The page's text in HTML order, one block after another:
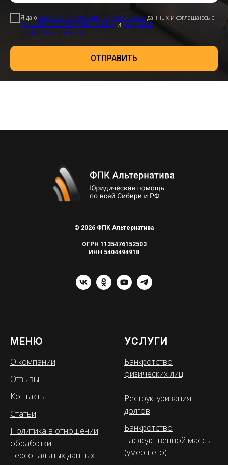
Я даюсогласие на обработку персональныхданных и соглашаюсь с
пользовательским соглашением и политикой
конфиденциальности
ОТПРАВИТЬ
© 2026 ФПК Альтернатива
ОГРН 1135476152503
ИНН 5404494918
МЕНЮ
О компании
Отзывы
Контакты
Статьи
Политика в отношении
обработки
персональных данных
УСЛУГИ
Банкротство
физических лиц
Реструктуризация
долгов
Банкротство
наследственной массы
(умершего)